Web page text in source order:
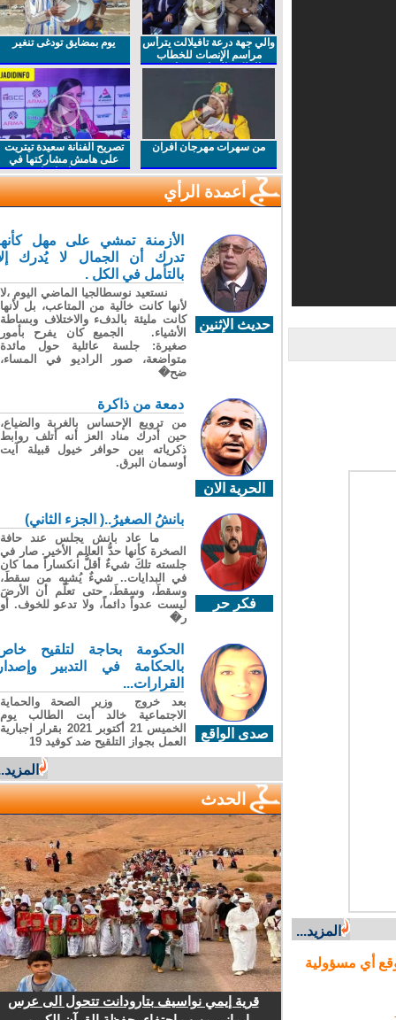
المزيد...
أي مسؤولية
والي جهة درعة تافيلالت يترأس
مراسم الإنصات للخطاب
الملكي السامي بمناسبة
يوم بمضايق تودغى تنغير
من سهرات مهرجان افران
تصريح الفنانة سعيدة تيتريت
على هامش مشاركتها في
مهرجان افران
أعمدة الرأي
حديث الإثنين
الأزمنة تمشي على مهل كأنها
تدرك أن الجمال لا يُدرك إلا
بالتأمل في الكل .
نستعيد نوسطالجيا الماضي اليوم ،لا
لأنها كانت خالية من المتاعب، بل لأنها
كانت مليئة بالدفء والاختلاف وبساطة
الأشياء. الجميع كان يفرح بأمور
صغيرة: جلسة عائلية حول مائدة
متواضعة، صور الراديو في المساء،
ضح�
الحرية الان
دمعة من ذاكرة
من ترويع الإحساس بالغربة والضياع،
حين أدرك مناد العز أنه أتلف روابط
ذكرياته بين حوافر خيول قبيلة آيت
أوسمان البرق.
فكر حر
بانشُ الصغيرُ..( الجزء الثاني)
ما عاد بانش يجلس عند حافة
الصخرة كأنها حدُّ العالم الأخير. صار في
جلسته تلكَ شيءٌ أقلُّ انكساراً مما كان
في البدايات.. شيءٌ يُشبِه من سقطَ،
وسقطَ، وسقطَ، حتى تعلّم أن الأرضَ
ليست عدواً دائماً، ولا تدعو للخوف. أو
ر�
صدى الواقع
الحكومة بحاجة لتلقيح خاص
بالحكامة في التدبير وإصدار
القرارات...
بعد خروج وزير الصحة والحماية
الاجتماعية خالد أبت الطالب يوم
الخميس 21 أكتوبر 2021 بقرار اجبارية
العمل بجواز التلقيح ضد كوفيد 19
المزيد...
الحدث
قرية إيمي نواسيف بتارودانت تتحول الى عرس